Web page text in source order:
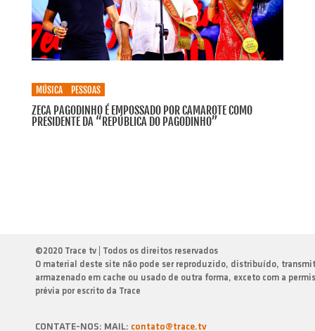
MÚSICA PESSOAS
ZECA PAGODINHO É EMPOSSADO POR CAMAROTE COMO
PRESIDENTE DA “REPÚBLICA DO PAGODINHO”
©2020 Trace tv | Todos os direitos reservados
O material deste site não pode ser reproduzido, distribuído,
armazenado em cache ou usado de outra forma, exceto com a
prévia por escrito da Trace
CONTATE-NOS: MAIL: contato@trace.tv